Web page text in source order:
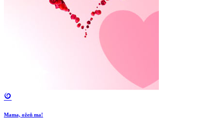
Mama, ožeň ma!